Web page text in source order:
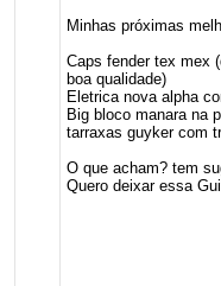
Minhas próximas
Caps fender tex mex
boa qualidade)
Eletrica nova alpha
Big bloco manara na
tarraxas guyker com
O que acham? tem
Quero deixar essa